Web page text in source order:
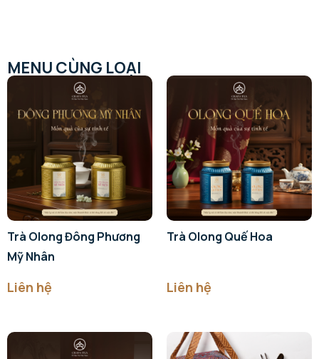
MENU CÙNG LOẠI
Trà Olong Đông Phương
Mỹ Nhân
Liên hệ
Trà Olong Quế Hoa
Liên hệ